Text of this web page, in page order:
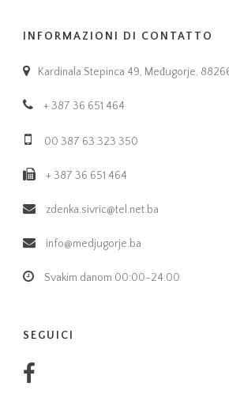
INFORMAZIONI DI CONTATTO
Kardinala Stepinca 49, Međugorje,
+ 387 36 651 464
00 387 63 323 350
+ 387 36 651 464
zdenka.sivric@tel.net.ba
info@medjugorje.ba
Svakim danom 00:00-24:00
SEGUICI